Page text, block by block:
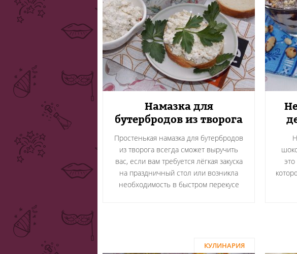
Намазка для
бутербродов из творога
Простенькая намазка для бутербродов
из творога всегда сможет выручить
вас, если вам требуется лёгкая закуска
на праздничный стол или возникла
необходимость в быстром перекусе
КУЛИНАРИЯ